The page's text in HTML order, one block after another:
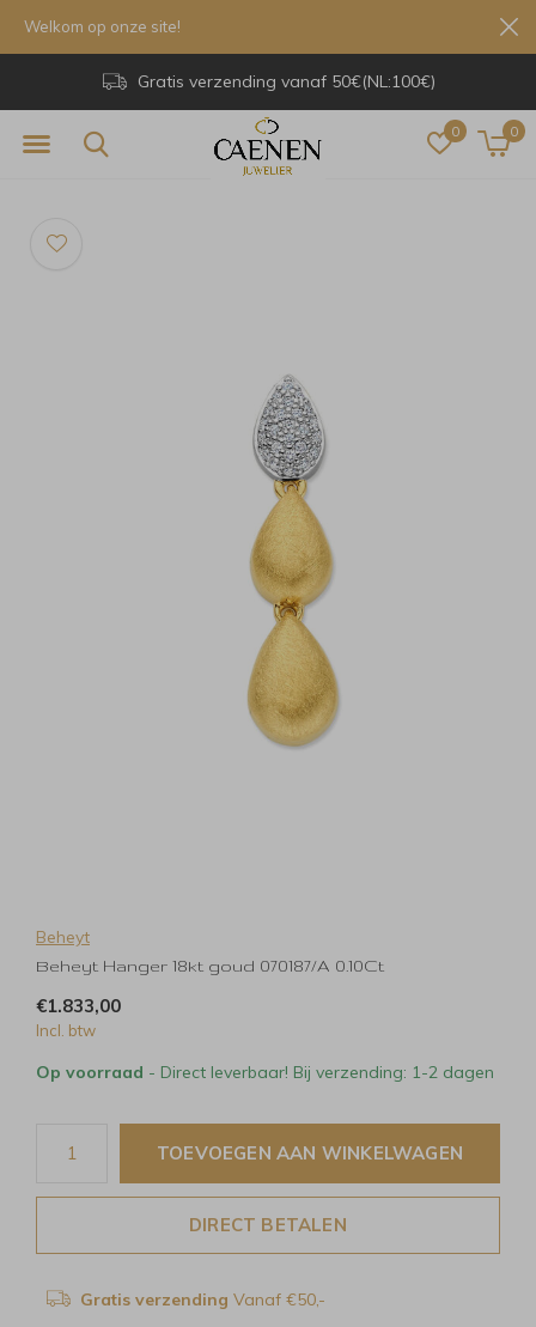
0 0
Gratis verzending vanaf 50€(NL:100€)
Welkom op onze site!
Beheyt
Beheyt Hanger 18kt goud 070187/A 0.10Ct
€1.833,00
Incl. btw
Op voorraad - Direct leverbaar! Bij verzending: 1-2 dagen
TOEVOEGEN AAN WINKELWAGEN
DIRECT BETALEN
Gratis verzending Vanaf €50,-